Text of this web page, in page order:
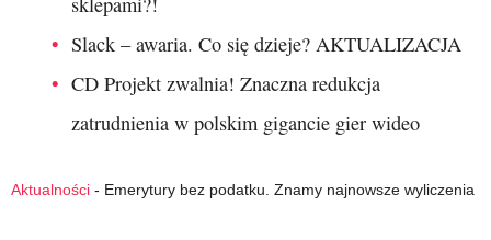
Slack – awaria. Co się dzieje? AKTUALIZACJA
CD Projekt zwalnia! Znaczna redukcja
zatrudnienia w polskim gigancie gier wideo
Aktualności - Emerytury bez podatku. Znamy najnowsze wyliczenia